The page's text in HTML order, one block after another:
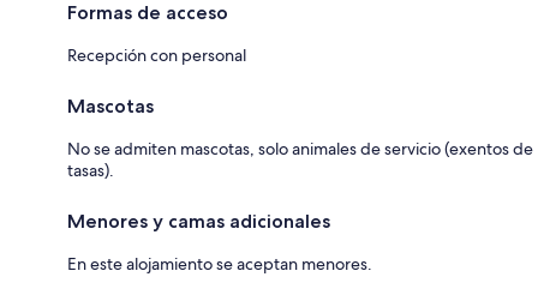
Formas de acceso
Recepción con personal
Mascotas
No se admiten mascotas, solo animales de servicio (exentos de
tasas).
Menores y camas adicionales
En este alojamiento se aceptan menores.